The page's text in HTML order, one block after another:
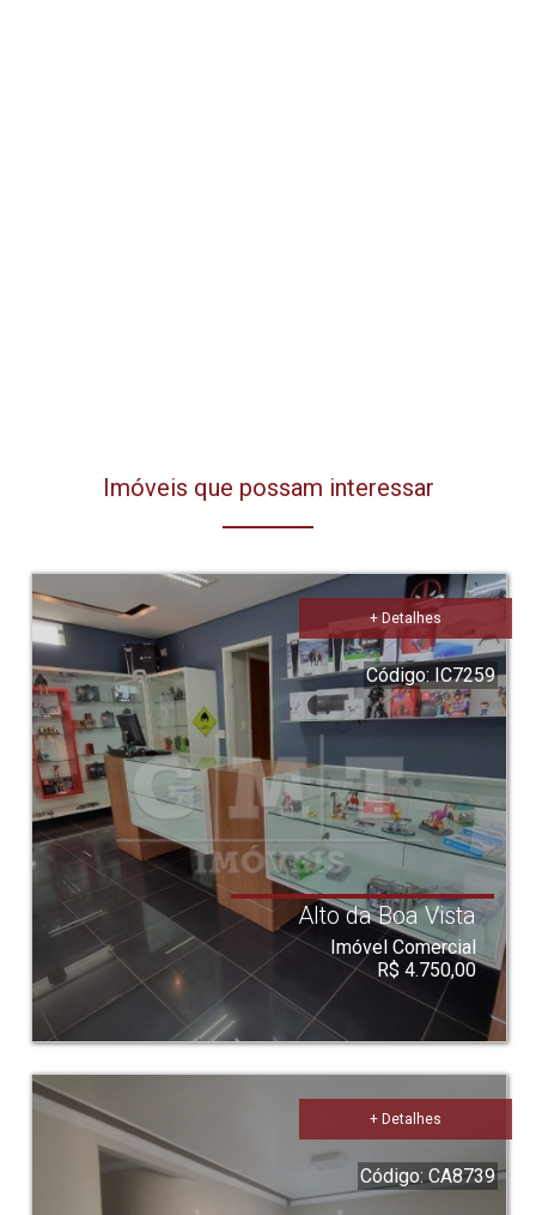
Imóveis que possam interessar
+ Detalhes
Código: IC7259
Alto da Boa Vista
Imóvel Comercial
R$ 4.750,00
+ Detalhes
Código: CA8739